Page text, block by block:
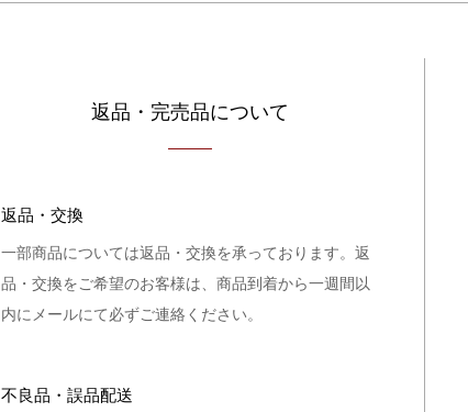
返品・完売品について
返品・交換
一部商品については返品・交換を承っております。返
品・交換をご希望のお客様は、商品到着から一週間以
内にメールにて必ずご連絡ください。
不良品・誤品配送